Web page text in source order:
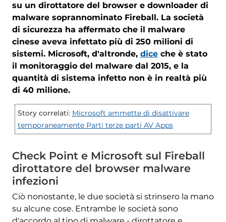
su un dirottatore del browser e downloader di
malware soprannominato Fireball. La società
di sicurezza ha affermato che il malware
cinese aveva infettato più di 250 milioni di
sistemi. Microsoft, d'altronde, diceche è stato
il monitoraggio del malware dal 2015, e la
quantità di sistema infetto non è in realtà più
di 40 milione.
Story correlati: Microsoft ammette di disattivare
temporaneamente Parti terze parti AV Apps
Check Point e Microsoft sul Fireball
dirottatore del browser malware
infezioni
Ciò nonostante, le due società si strinsero la mano
su alcune cose. Entrambe le società sono